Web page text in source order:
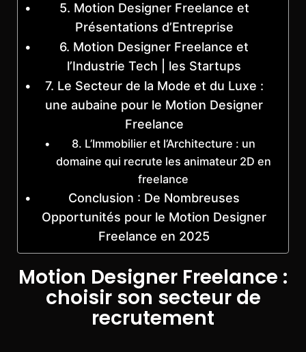
5. Motion Designer Freelance et
Présentations d’Entreprise
6. Motion Designer Freelance et
l’Industrie Tech | les Startups
7. Le Secteur de la Mode et du Luxe :
une aubaine pour le Motion Designer
Freelance
8. L’Immobilier et l’Architecture : un
domaine qui recrute les animateur 2D en
freelance
Conclusion : De Nombreuses
Opportunités pour le Motion Designer
Freelance en 2025
Motion Designer Freelance :
choisir son secteur de
recrutement